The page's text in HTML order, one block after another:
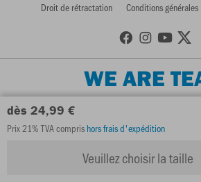
dès 24,99 €
Prix 21% TVA compris hors frais d'expédition
Veuillez choisir la taille
Droit de rétractation
Conditions générales
WE ARE